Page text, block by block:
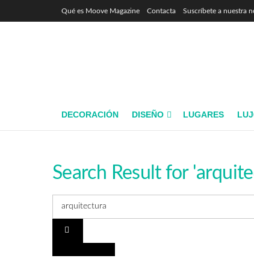
Qué es Moove Magazine Contacta Suscríbete a nuestra
DECORACIÓN DISEÑO LUGARES
Search Result for